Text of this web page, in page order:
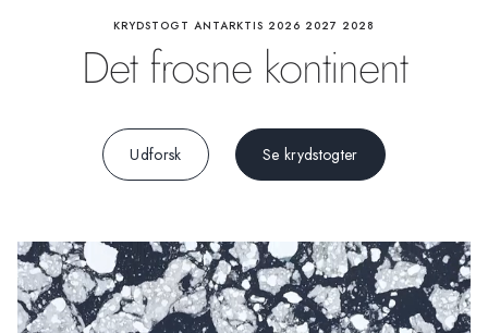
Storbritannien
USA
Schweiz
Sverige
Danmark
KRYDSTOGT ANTARKTIS 2026 2027 2028
Det frosne kontinent
Udforsk Se krydstogter